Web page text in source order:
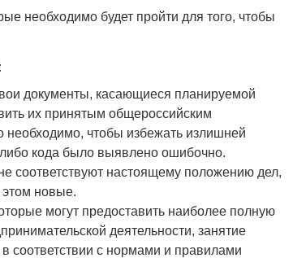
необходимо будет пройти для того, чтобы
документы, касающиеся планируемой
их принятым общероссийским
необходимо, чтобы избежать излишней
либо кода было выявлено ошибочно.
соответствуют настоящему положению дел,
этом новые.
могут предоставить наиболее полную
деятельности, занятие
соответствии с нормами и правилами